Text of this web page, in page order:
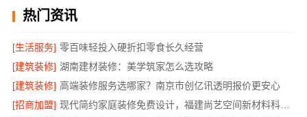
热门资讯
[生活服务] 零百味轻投入硬折扣零食长久经营
[建筑装修] 湖南建材装修：美学筑家怎么选攻略
[建筑装修] 高端装修服务选哪家？南京市创亿讯透明报价更安心
[招商加盟]
现代简约家庭装修免费设计，福建尚艺空间新材料科技有限公司整体落地